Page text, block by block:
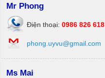
Mr Phong
Điện thoại: 0986 826 618
phong.uyvu@gmail.com
Ms Mai